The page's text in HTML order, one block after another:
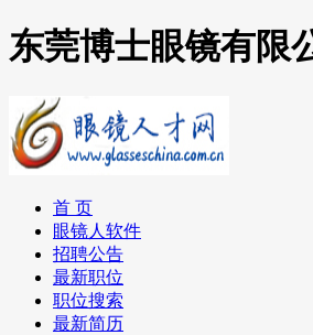
东莞博士眼镜有限
首 页
眼镜人软件
招聘公告
最新职位
职位搜索
最新简历